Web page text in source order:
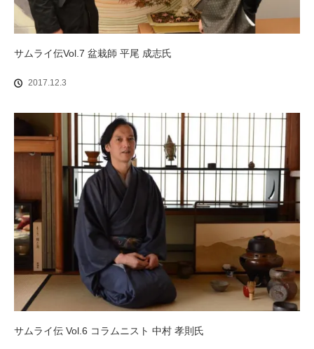
サムライ伝Vol.7 盆栽師 平尾 成志氏
2017.12.3
サムライ伝 Vol.6 コラムニスト 中村 孝則氏